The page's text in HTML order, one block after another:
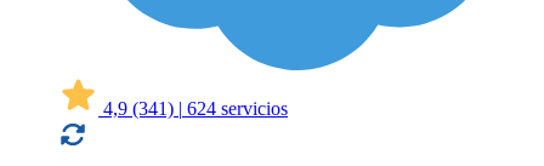
4,9 (341) | 624 servicios